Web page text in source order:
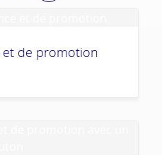
et de promotion